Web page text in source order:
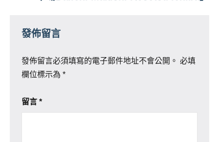
發佈留言
發佈留言必須填寫的電子郵件地址不會公開。 必填
欄位標示為 *
留言 *